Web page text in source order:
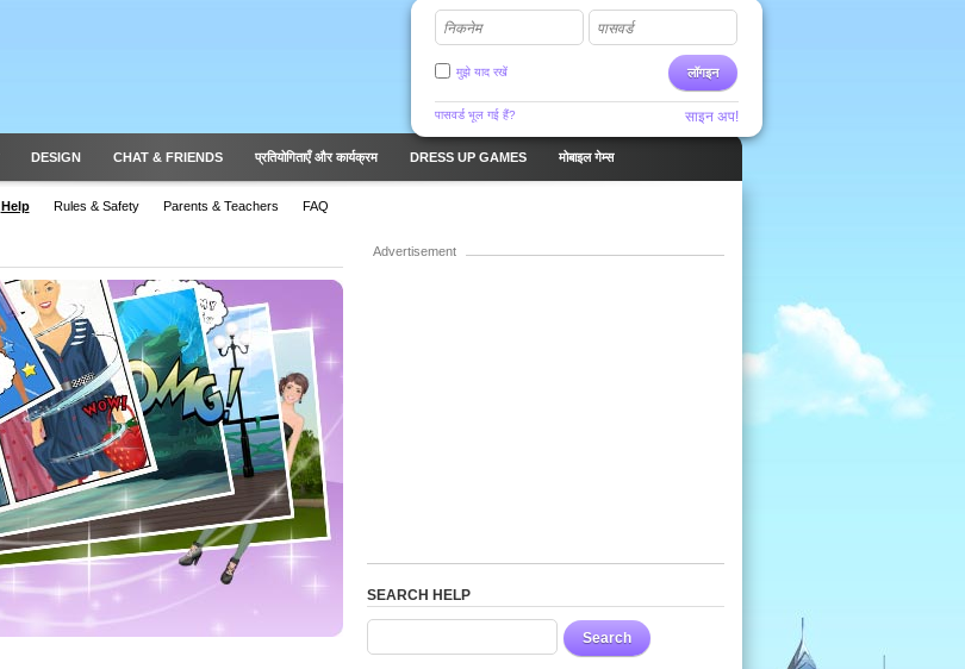
निकनेम पासवर्ड
लॉगइन
मुझे याद रखें
पासवर्ड भूल गई हैं? साइन अप!
DESIGN CHAT & FRIENDS प्रतियोगिताएँ और कार्यक्रम DRESS UP GAMES मोबाइल गेम्स
Help Rules & Safety Parents & Teachers FAQ
Advertisement
SEARCH HELP
Search